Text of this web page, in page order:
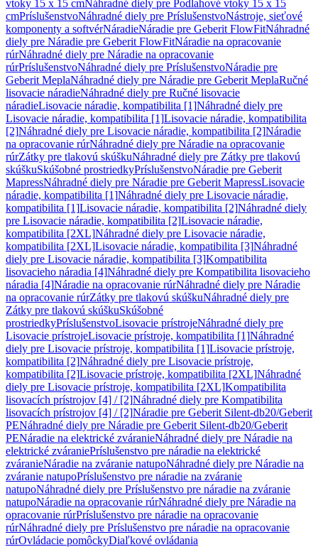
vtoky 15 x 15 cmNáhradné diely pre Podlahové vtoky 15 x 15
cmPríslušenstvoNáhradné diely pre PríslušenstvoNástroje, sieťové
komponenty a softvérNáradieNáradie pre Geberit FlowFitNáhradné
diely pre Náradie pre Geberit FlowFitNáradie na opracovanie
rúrNáhradné diely pre Náradie na opracovanie
rúrPríslušenstvoNáhradné diely pre PríslušenstvoNáradie pre
Geberit MeplaNáhradné diely pre Náradie pre Geberit MeplaRučné
lisovacie náradieNáhradné diely pre Ručné lisovacie
náradieLisovacie náradie, kompatibilita [1]Náhradné diely pre
Lisovacie náradie, kompatibilita [1]Lisovacie náradie, kompatibilita
[2]Náhradné diely pre Lisovacie náradie, kompatibilita [2]Náradie
na opracovanie rúrNáhradné diely pre Náradie na opracovanie
rúrZátky pre tlakovú skúškuNáhradné diely pre Zátky pre tlakovú
skúškuSkúšobné prostriedkyPríslušenstvoNáradie pre Geberit
MapressNáhradné diely pre Náradie pre Geberit MapressLisovacie
náradie, kompatibilita [1]Náhradné diely pre Lisovacie náradie,
kompatibilita [1]Lisovacie náradie, kompatibilita [2]Náhradné diely
pre Lisovacie náradie, kompatibilita [2]Lisovacie náradie,
kompatibilita [2XL]Náhradné diely pre Lisovacie náradie,
kompatibilita [2XL]Lisovacie náradie, kompatibilita [3]Náhradné
diely pre Lisovacie náradie, kompatibilita [3]Kompatibilita
lisovacieho náradia [4]Náhradné diely pre Kompatibilita lisovacieho
náradia [4]Náradie na opracovanie rúrNáhradné diely pre Náradie
na opracovanie rúrZátky pre tlakovú skúškuNáhradné diely pre
Zátky pre tlakovú skúškuSkúšobné
prostriedkyPríslušenstvoLisovacie prístrojeNáhradné diely pre
Lisovacie prístrojeLisovacie prístroje, kompatibilita [1]Náhradné
diely pre Lisovacie prístroje, kompatibilita [1]Lisovacie prístroje,
kompatibilita [2]Náhradné diely pre Lisovacie prístroje,
kompatibilita [2]Lisovacie prístroje, kompatibilita [2XL]Náhradné
diely pre Lisovacie prístroje, kompatibilita [2XL]Kompatibilita
lisovacích prístrojov [4] / [2]Náhradné diely pre Kompatibilita
lisovacích prístrojov [4] / [2]Náradie pre Geberit Silent-db20/Geberit
PENáhradné diely pre Náradie pre Geberit Silent-db20/Geberit
PENáradie na elektrické zváranieNáhradné diely pre Náradie na
elektrické zváraniePríslušenstvo pre náradie na elektrické
zváranieNáradie na zváranie natupoNáhradné diely pre Náradie na
zváranie natupoPríslušenstvo pre náradie na zváranie
natupoNáhradné diely pre Príslušenstvo pre náradie na zváranie
natupoNáradie na opracovanie rúrNáhradné diely pre Náradie na
opracovanie rúrPríslušenstvo pre náradie na opracovanie
rúrNáhradné diely pre Príslušenstvo pre náradie na opracovanie
rúrOvládacie pomôckyDiaľkové ovládania